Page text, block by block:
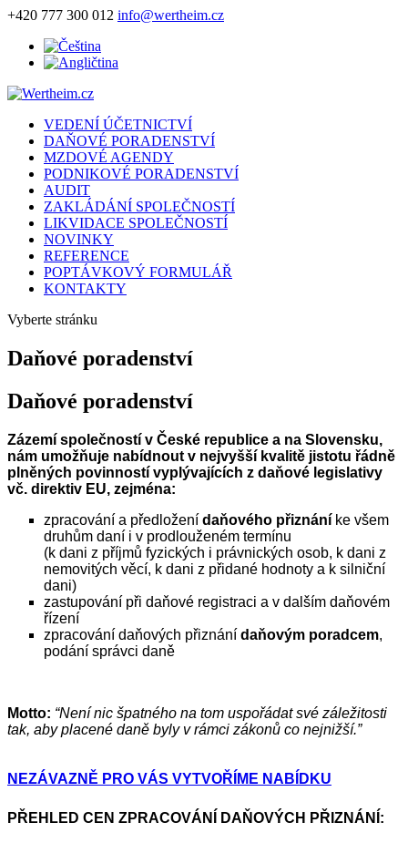
+420 777 300 012 info@wertheim.cz
VEDENÍ ÚČETNICTVÍ
DAŇOVÉ PORADENSTVÍ
MZDOVÉ AGENDY
PODNIKOVÉ PORADENSTVÍ
AUDIT
ZAKLÁDÁNÍ SPOLEČNOSTÍ
LIKVIDACE SPOLEČNOSTÍ
NOVINKY
REFERENCE
POPTÁVKOVÝ FORMULÁŘ
KONTAKTY
Vyberte stránku
Daňové poradenství
Daňové poradenství
Zázemí společností v České republice a na Slovensku,
nám umožňuje nabídnout v nejvyšší kvalitě jistotu řádně
plněných povinností vyplývajících z daňové legislativy
vč. direktiv EU, zejména:
zpracování a předložení daňového přiznání ke všem
druhům daní i v prodlouženém termínu
(k dani z příjmů fyzických i právnických osob, k dani z
nemovitých věcí, k dani z přidané hodnoty a k silniční
dani)
zastupování při daňové registraci a v dalším daňovém
řízení
zpracování daňových přiznání daňovým poradcem,
podání správci daně
Motto: “Není nic špatného na tom uspořádat své záležitosti
tak, aby placené daně byly v rámci zákonů co nejnižší.”
NEZÁVAZNĚ PRO VÁS VYTVOŘÍME NABÍDKU
PŘEHLED CEN ZPRACOVÁNÍ DAŇOVÝCH PŘIZNÁNÍ: